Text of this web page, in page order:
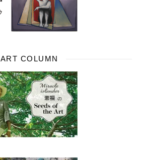
ART COLUMN